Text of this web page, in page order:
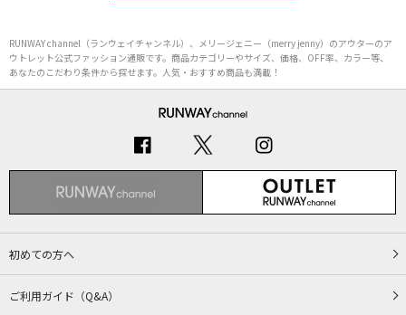
RUNWAY channel（ランウェイチャンネル）、メリージェニー（merry jenny）のアウターのア
ウトレット公式ファッション通販です。商品カテゴリーやサイズ、価格、OFF率、カラー等、
あなたのこだわり条件から探せます。人気・おすすめ商品も満載！
初めての方へ
ご利用ガイド（Q&A）